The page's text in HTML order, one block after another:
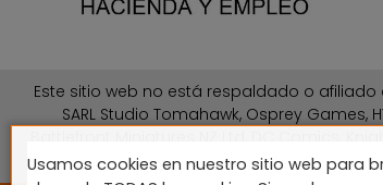
Este sitio web no está respaldado o afiliado
SARL Studio Tomahawk, Osprey Games,
Battlefront Miniatures NZ Ltd, DC Comics,
Usamos cookies en nuestro sitio web para